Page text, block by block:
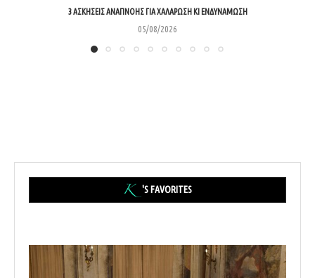
3 ΑΣΚΉΣΕΙΣ ΑΝΑΠΝΟΉΣ ΓΙΑ ΧΑΛΆΡΩΣΗ ΚΙ ΕΝΔΥΝΆΜΩΣΗ
05/08/2026
'S FAVORITES